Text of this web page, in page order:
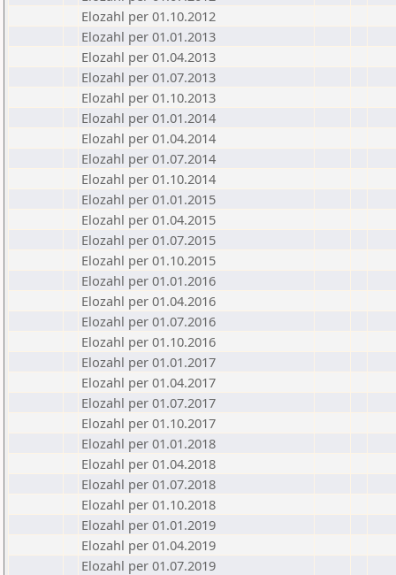
Elozahl per 01.10.2012
Elozahl per 01.01.2013
Elozahl per 01.04.2013
Elozahl per 01.07.2013
Elozahl per 01.10.2013
Elozahl per 01.01.2014
Elozahl per 01.04.2014
Elozahl per 01.07.2014
Elozahl per 01.10.2014
Elozahl per 01.01.2015
Elozahl per 01.04.2015
Elozahl per 01.07.2015
Elozahl per 01.10.2015
Elozahl per 01.01.2016
Elozahl per 01.04.2016
Elozahl per 01.07.2016
Elozahl per 01.10.2016
Elozahl per 01.01.2017
Elozahl per 01.04.2017
Elozahl per 01.07.2017
Elozahl per 01.10.2017
Elozahl per 01.01.2018
Elozahl per 01.04.2018
Elozahl per 01.07.2018
Elozahl per 01.10.2018
Elozahl per 01.01.2019
Elozahl per 01.04.2019
Elozahl per 01.07.2019